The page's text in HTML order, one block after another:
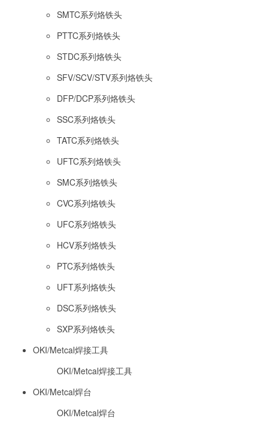
SMTC系列烙铁头
PTTC系列烙铁头
STDC系列烙铁头
SFV/SCV/STV系列烙铁头
DFP/DCP系列烙铁头
SSC系列烙铁头
TATC系列烙铁头
UFTC系列烙铁头
SMC系列烙铁头
CVC系列烙铁头
UFC系列烙铁头
HCV系列烙铁头
PTC系列烙铁头
UFT系列烙铁头
DSC系列烙铁头
SXP系列烙铁头
OKI/Metcal焊接工具
OKI/Metcal焊接工具
OKI/Metcal焊台
OKI/Metcal焊台